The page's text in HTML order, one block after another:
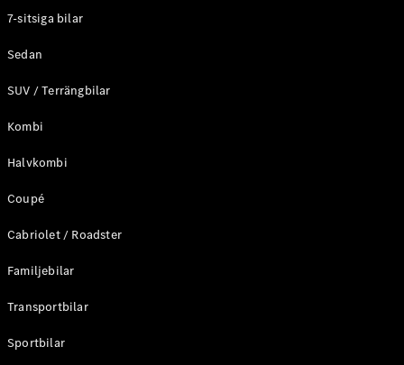
AMG GT
AMG GT 4-
Dörrars
AMG GT
Mercedes-
Store
7-sitsiga bilar
Sedan
SUV / Terrängbilar
Kombi
Halvkombi
Coupé
Cabriolet / Roadster
Familjebilar
Transportbilar
Sportbilar